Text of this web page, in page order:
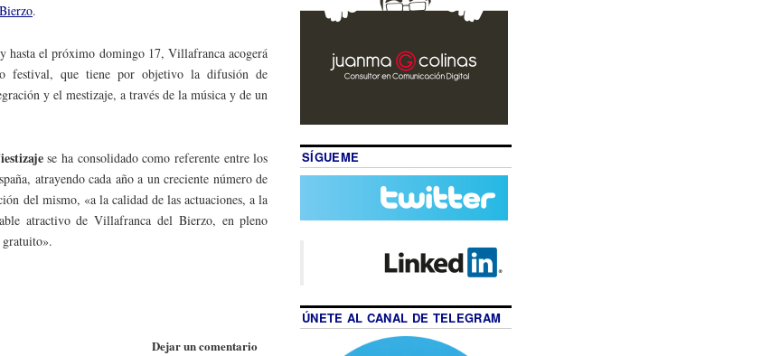
.
hasta el próximo domingo 17, Villafranca acogerá
festival, que tiene por objetivo la difusión de
y el mestizaje, a través de la música y de un
se ha consolidado como referente entre los
atrayendo cada año a un creciente número de
del mismo, «a la calidad de las actuaciones, a la
atractivo de Villafranca del Bierzo, en pleno
gratuito».
Dejar un comentario
SÍGUEME
ÚNETE AL CANAL DE TELEGRAM